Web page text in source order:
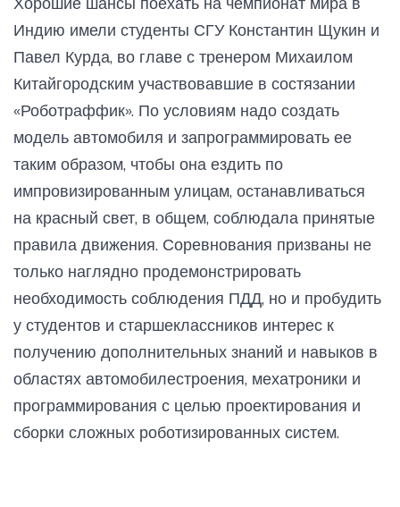
Индию имели студенты СГУ Константин Щукин и
Павел Курда, во главе с тренером Михаилом
Китайгородским участвовавшие в состязании
«Роботраффик». По условиям надо создать
модель автомобиля и запрограммировать ее
таким образом, чтобы она ездить по
импровизированным улицам, останавливаться
на красный свет, в общем, соблюдала принятые
правила движения. Соревнования призваны не
только наглядно продемонстрировать
необходимость соблюдения ПДД, но и пробудить
у студентов и старшеклассников интерес к
получению дополнительных знаний и навыков в
областях автомобилестроения, мехатроники и
программирования с целью проектирования и
сборки сложных роботизированных систем.